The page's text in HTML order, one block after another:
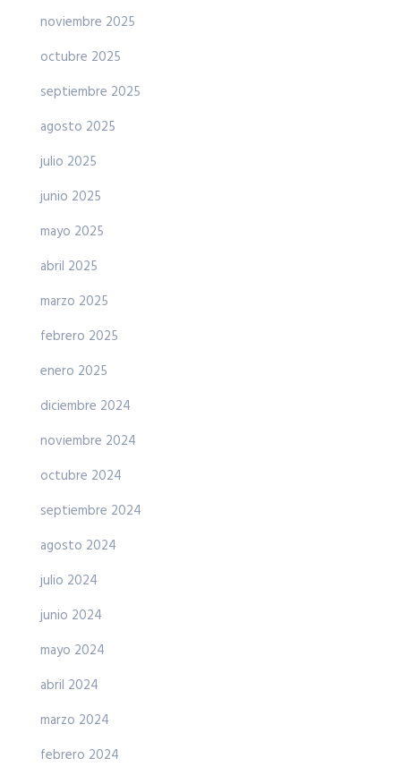
noviembre 2025
octubre 2025
septiembre 2025
agosto 2025
julio 2025
junio 2025
mayo 2025
abril 2025
marzo 2025
febrero 2025
enero 2025
diciembre 2024
noviembre 2024
octubre 2024
septiembre 2024
agosto 2024
julio 2024
junio 2024
mayo 2024
abril 2024
marzo 2024
febrero 2024